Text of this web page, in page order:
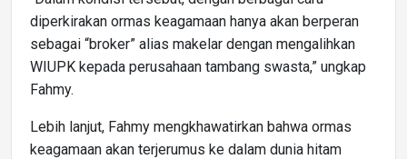
diperkirakan ormas keagamaan hanya akan berperan
sebagai “broker” alias makelar dengan mengalihkan
WIUPK kepada perusahaan tambang swasta,” ungkap
Fahmy.
Lebih lanjut, Fahmy mengkhawatirkan bahwa ormas
keagamaan akan terjerumus ke dalam dunia hitam